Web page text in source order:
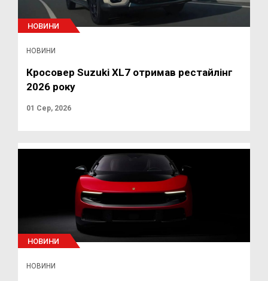
НОВИНИ
НОВИНИ
Кросовер Suzuki XL7 отримав рестайлінг
2026 року
01 Сер, 2026
НОВИНИ
НОВИНИ